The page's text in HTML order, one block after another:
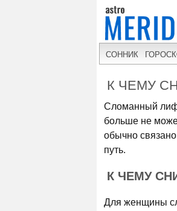
СОННИК
К ЧЕМУ
Сломанный
больше не
обычно
путь.
К ЧЕМУ
Для женщины